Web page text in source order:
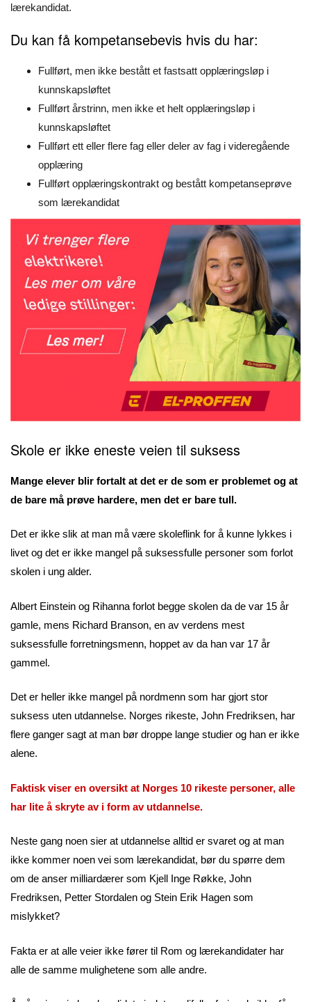
lærekandidat.
Du kan få kompetansebevis hvis du har:
Fullført, men ikke bestått et fastsatt opplæringsløp i
kunnskapsløftet
Fullført årstrinn, men ikke et helt opplæringsløp i
kunnskapsløftet
Fullført ett eller flere fag eller deler av fag i videregående
opplæring
Fullført opplæringskontrakt og bestått kompetanseprøve
som lærekandidat
Skole er ikke eneste veien til suksess
Mange elever blir fortalt at det er de som er problemet og at
de bare må prøve hardere, men det er bare tull.
Det er ikke slik at man må være skoleflink for å kunne lykkes i
livet og det er ikke mangel på suksessfulle personer som forlot
skolen i ung alder.
Albert Einstein og Rihanna forlot begge skolen da de var 15 år
gamle, mens Richard Branson, en av verdens mest
suksessfulle forretningsmenn, hoppet av da han var 17 år
gammel.
Det er heller ikke mangel på nordmenn som har gjort stor
suksess uten utdannelse. Norges rikeste, John Fredriksen, har
flere ganger sagt at man bør droppe lange studier og han er ikke
alene.
Faktisk viser en oversikt at Norges 10 rikeste personer, alle
har lite å skryte av i form av utdannelse.
Neste gang noen sier at utdannelse alltid er svaret og at man
ikke kommer noen vei som lærekandidat, bør du spørre dem
om de anser milliardærer som Kjell Inge Røkke, John
Fredriksen, Petter Stordalen og Stein Erik Hagen som
mislykket?
Fakta er at alle veier ikke fører til Rom og lærekandidater har
alle de samme mulighetene som alle andre.